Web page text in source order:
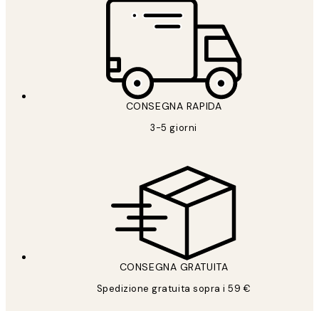
CONSEGNA RAPIDA
3-5 giorni
CONSEGNA GRATUITA
Spedizione gratuita sopra i 59 €